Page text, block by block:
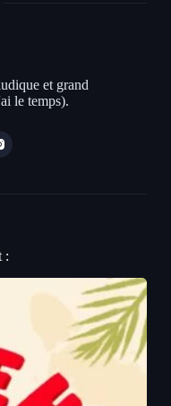
et grand
le temps).
: